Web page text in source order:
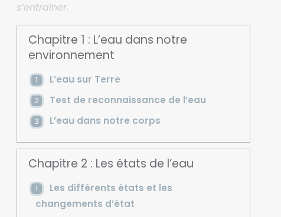
s’entrainer.
Chapitre 1 : L’eau dans notre
environnement
L’eau sur Terre
Test de reconnaissance de l’eau
L’eau dans notre corps
Chapitre 2 : Les états de l’eau
Les différents états et les
changements d’état